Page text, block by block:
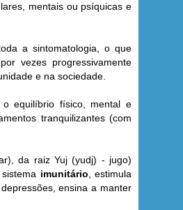
mentais ou psíquicas e
a sintomatologia, o que
vezes progressivamente
e na sociedade.
equilíbrio físico, mental e
tranquilizantes (com
da raiz Yuj (yudj) - jugo)
imunitário , estimula
ensina a manter